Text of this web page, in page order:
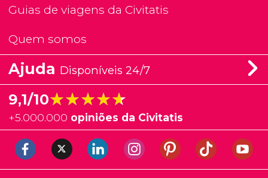
Guias de viagens da Civitatis
Quem somos
Ajuda Disponíveis 24/7
9,1/10★★★★★
★★★★★
+5.000.000 opiniões da Civitatis